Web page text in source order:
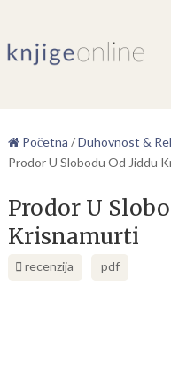
Početna /Duhovnost &
Prodor U Slobodu Od Jiddu
Prodor U
Krisnamurti
recenzija pdf